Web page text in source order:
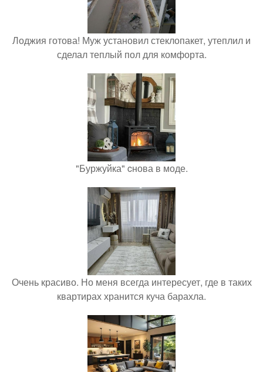
Лоджия готова! Муж установил стеклопакет, утеплил и
сделал теплый пол для комфорта.
"Буржуйка" cнова в моде.
Очень красиво. Но меня всегда интересует, где в таких
квартирах хранится куча барахла.